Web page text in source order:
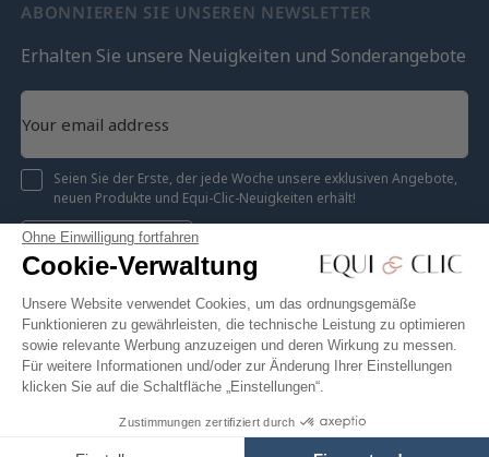
Ohne Einwilligung fortfahren
Cookie-Verwaltung
Unsere Website verwendet Cookies, um das ordnungsgemäße
Funktionieren zu gewährleisten, die technische Leistung zu optimieren
sowie relevante Werbung anzuzeigen und deren Wirkung zu messen.
Für weitere Informationen und/oder zur Änderung Ihrer Einstellungen
klicken Sie auf die Schaltfläche „Einstellungen“.
Zustimmungen zertifiziert durch
In den Warenkorb
ABONNIEREN SIE UNSEREN NEWSLETTER
Erhalten Sie unsere Neuigkeiten und Sonderangebote
Seien Sie der Erste, der jede Woche unsere exklusiven Angebote,
neuen Produkte und Equi-Clic-Neuigkeiten erhält!
Registrieren
Facebook Twitter
YouTube
Pinterest
Instagram